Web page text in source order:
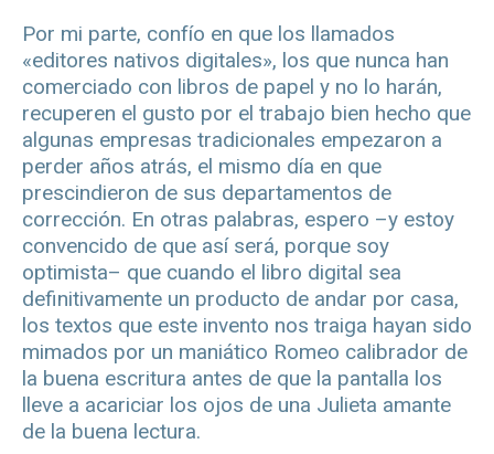
Por mi parte, confío en que los llamados
«editores nativos digitales», los que nunca han
comerciado con libros de papel y no lo harán,
recuperen el gusto por el trabajo bien hecho que
algunas empresas tradicionales empezaron a
perder años atrás, el mismo día en que
prescindieron de sus departamentos de
corrección. En otras palabras, espero –y estoy
convencido de que así será, porque soy
optimista– que cuando el libro digital sea
definitivamente un producto de andar por casa,
los textos que este invento nos traiga hayan sido
mimados por un maniático Romeo calibrador de
la buena escritura antes de que la pantalla los
lleve a acariciar los ojos de una Julieta amante
de la buena lectura.